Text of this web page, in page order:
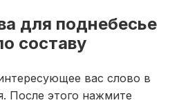
для поднебесье
составу
вас слово в
После этого нажмите